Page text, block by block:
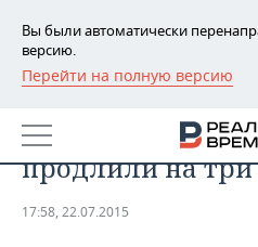
Вы были автоматически
версию.
Перейти на полную версию
РЕГИОНЫ
БАШКОРТОСТАН
ТАТАРСТАН
НОВОСТИ
АНАЛИТИКА
авиакомпании
продлили на
17:58, 22.07.2015